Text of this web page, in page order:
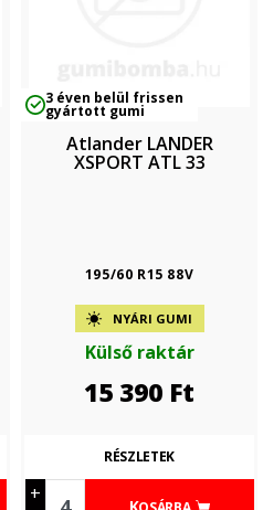
3 éven belül frissen
gyártott gumi
Atlander LANDER
XSPORT ATL 33
195/60 R15 88V
NYÁRI GUMI
Külső raktár
15 390 Ft
+
RÉSZLETEK